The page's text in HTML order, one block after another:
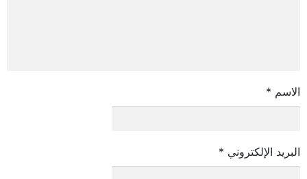
الاسم *
البريد الإلكتروني *